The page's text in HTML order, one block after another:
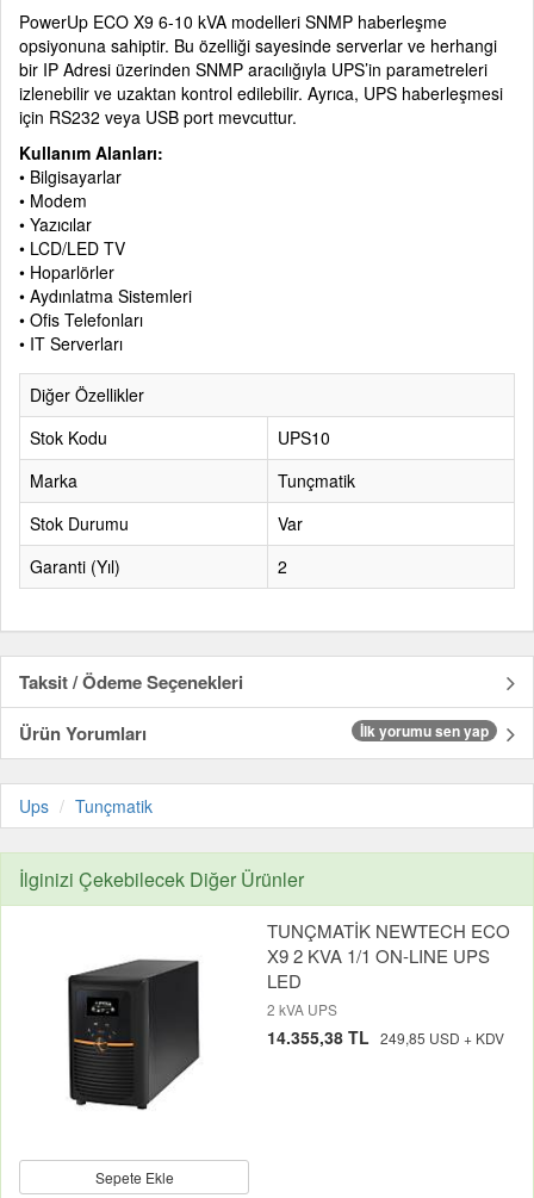
PowerUp ECO X9 6-10 kVA modelleri SNMP haberleşme
opsiyonuna sahiptir. Bu özelliği sayesinde serverlar ve herhangi
bir IP Adresi üzerinden SNMP aracılığıyla UPS’in parametreleri
izlenebilir ve uzaktan kontrol edilebilir. Ayrıca, UPS haberleşmesi
için RS232 veya USB port mevcuttur.
Kullanım Alanları:
• Bilgisayarlar
• Modem
• Yazıcılar
• LCD/LED TV
• Hoparlörler
• Aydınlatma Sistemleri
• Ofis Telefonları
• IT Serverları
Diğer Özellikler
Stok Kodu
UPS10
Marka
Tunçmatik
Stok Durumu
Var
Garanti (Yıl)
2
Taksit / Ödeme Seçenekleri
Ürün Yorumları
İlk yorumu sen yap
Ups Tunçmatik
İlginizi Çekebilecek Diğer Ürünler
Sepete Ekle
TUNÇMATİK NEWTECH ECO
X9 2 KVA 1/1 ON-LINE UPS
LED
2 kVA UPS
14.355,38 TL 249,85 USD + KDV